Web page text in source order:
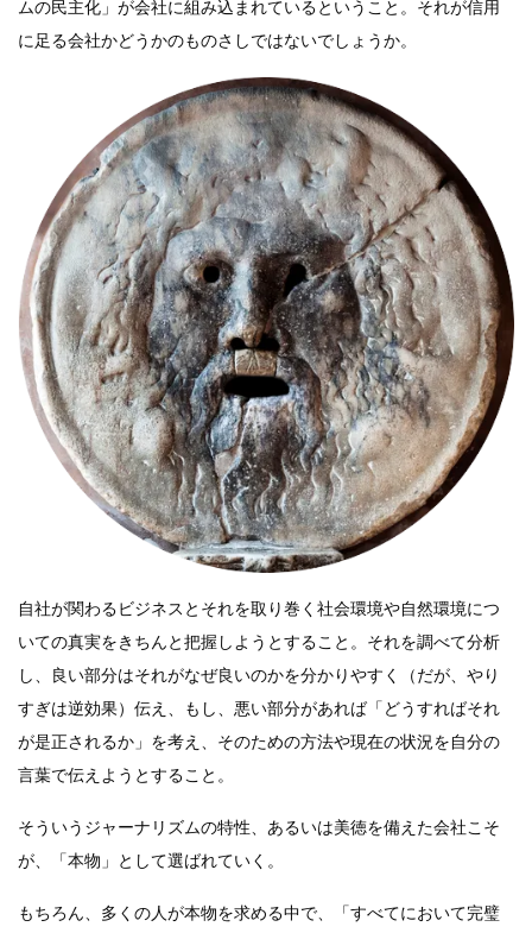
ムの民主化」が会社に組み込まれているということ。それが信用
に足る会社かどうかのものさしではないでしょうか。
自社が関わるビジネスとそれを取り巻く社会環境や自然環境につ
いての真実をきちんと把握しようとすること。それを調べて分析
し、良い部分はそれがなぜ良いのかを分かりやすく（だが、やり
すぎは逆効果）伝え、もし、悪い部分があれば「どうすればそれ
が是正されるか」を考え、そのための方法や現在の状況を自分の
言葉で伝えようとすること。
そういうジャーナリズムの特性、あるいは美徳を備えた会社こそ
が、「本物」として選ばれていく。
もちろん、多くの人が本物を求める中で、「すべてにおいて完璧